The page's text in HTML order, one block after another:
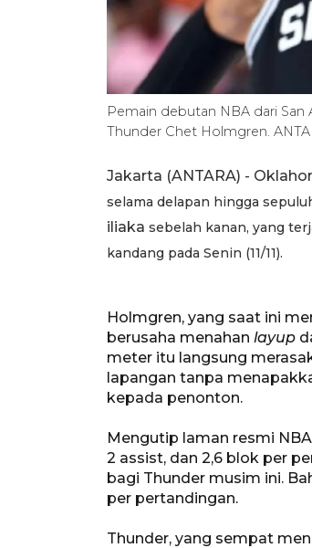
Pemain debutan NBA dari
Thunder Chet Holmgren.
Jakarta (ANTARA) -
selama delapan hingga
iliaka sebelah kanan, yang
kandang pada Senin (11/11).
Holmgren, yang saat ini
berusaha menahan layup
meter itu langsung
lapangan tanpa
kepada penonton.
Mengutip laman resmi
2 assist, dan 2,6 blok per
bagi Thunder musim ini.
per pertandingan.
Thunder, yang sempat